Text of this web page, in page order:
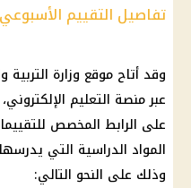
تفاصيل التقييم الأسبوعي
وقد أتاح موقع وزارة التربية
عبر منصة التعليم
على الرابط المخصص
المواد الدراسية التي
وذلك على النحو التالي: